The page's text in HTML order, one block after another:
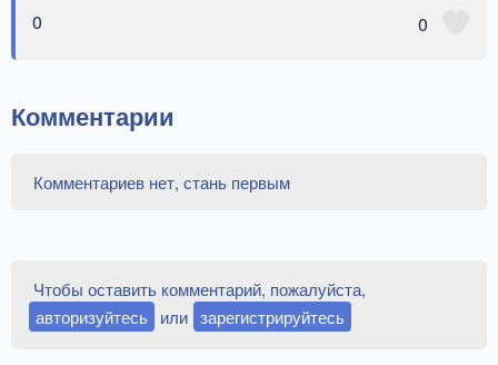
0 0
Комментарии
Комментариев нет, стань первым
Чтобы оставить комментарий, пожалуйста,
авторизуйтесь или зарегистрируйтесь